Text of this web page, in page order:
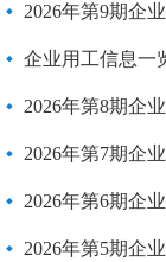
2026年第9期企
企业用工信息一
2026年第8期企
2026年第7期企
2026年第6期企
2026年第5期企